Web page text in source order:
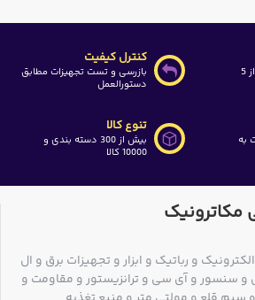
برای سبد خرید بیشتر از 5
کنترل کیفیت
بازرسی و تست تجهیزات مطابق
دستورالعمل
به
تنوع کالا
بیش از 300 دسته بندی و
10000 کالا
مکاترونیک
و رباتیک و ابزار و تجهیزات برق و ال
و سنسور و آی سی و ترانزیستور و مقاومت و